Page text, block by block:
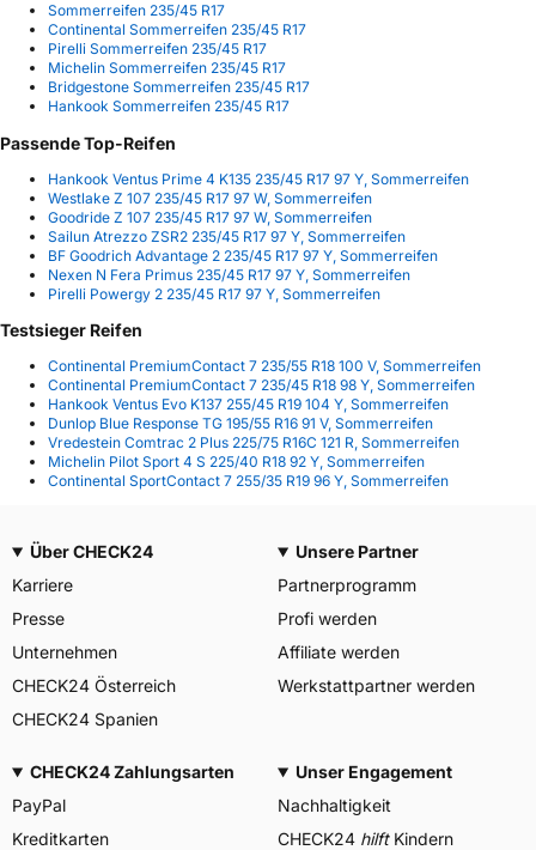
Sommerreifen 235/45 R17
Continental Sommerreifen 235/45 R17
Pirelli Sommerreifen 235/45 R17
Michelin Sommerreifen 235/45 R17
Bridgestone Sommerreifen 235/45 R17
Hankook Sommerreifen 235/45 R17
Passende Top-Reifen
Hankook Ventus Prime 4 K135 235/45 R17 97 Y, Sommerreifen
Westlake Z 107 235/45 R17 97 W, Sommerreifen
Goodride Z 107 235/45 R17 97 W, Sommerreifen
Sailun Atrezzo ZSR2 235/45 R17 97 Y, Sommerreifen
BF Goodrich Advantage 2 235/45 R17 97 Y, Sommerreifen
Nexen N Fera Primus 235/45 R17 97 Y, Sommerreifen
Pirelli Powergy 2 235/45 R17 97 Y, Sommerreifen
Testsieger Reifen
Continental PremiumContact 7 235/55 R18 100 V, Sommerreifen
Continental PremiumContact 7 235/45 R18 98 Y, Sommerreifen
Hankook Ventus Evo K137 255/45 R19 104 Y, Sommerreifen
Dunlop Blue Response TG 195/55 R16 91 V, Sommerreifen
Vredestein Comtrac 2 Plus 225/75 R16C 121 R, Sommerreifen
Michelin Pilot Sport 4 S 225/40 R18 92 Y, Sommerreifen
Continental SportContact 7 255/35 R19 96 Y, Sommerreifen
Über CHECK24
Karriere
Presse
Unternehmen
CHECK24 Österreich
CHECK24 Spanien
Unsere Partner
Partnerprogramm
Profi werden
Affiliate werden
Werkstattpartner werden
CHECK24 Zahlungsarten
PayPal
Kreditkarten
Unser Engagement
Nachhaltigkeit
CHECK24 hilftKindern